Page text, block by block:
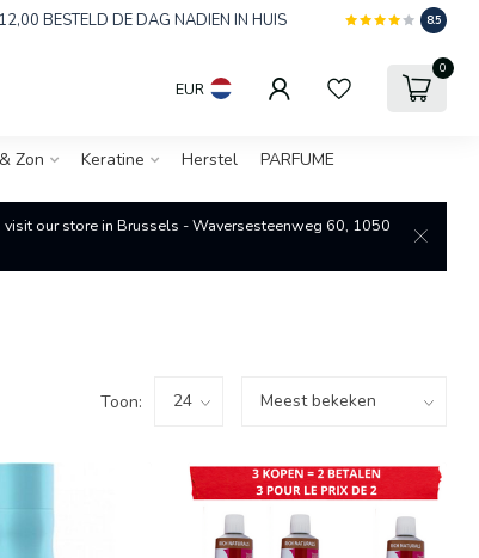
BESTELD DE DAG NADIEN IN HUIS 8.5
EUR
0
Zon Keratine Herstel PARFUME
our store in Brussels - Waversesteenweg 60, 1050
Toon: